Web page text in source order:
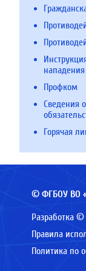
Профком
Сведения
Горячая
© ФГБОУ ВО
Разработка
Правила
Политика по